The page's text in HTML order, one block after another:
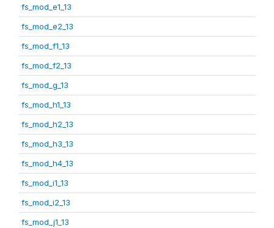
fs_mod_e1_13
fs_mod_e2_13
fs_mod_f1_13
fs_mod_f2_13
fs_mod_g_13
fs_mod_h1_13
fs_mod_h2_13
fs_mod_h3_13
fs_mod_h4_13
fs_mod_i1_13
fs_mod_i2_13
fs_mod_j1_13